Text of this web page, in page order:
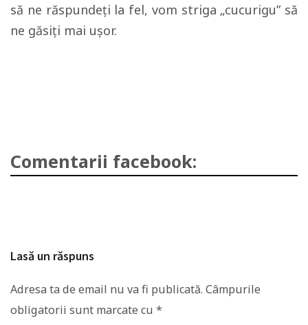
să ne răspundeți la fel, vom striga „cucurigu” să
ne găsiți mai ușor.
Comentarii facebook:
Lasă un răspuns
Adresa ta de email nu va fi publicată. Câmpurile
obligatorii sunt marcate cu *